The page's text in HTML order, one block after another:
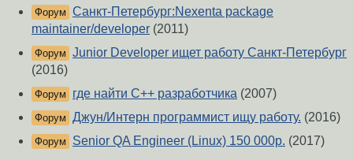
Форум Санкт-Петербург:Nexenta package
maintainer/developer (2011)
Форум Junior Developer ищет работу Санкт-Петербург
(2016)
Форум где найти С++ разработчика (2007)
Форум Джун/Интерн программист ищу работу. (2016)
Форум Senior QA Engineer (Linux) 150 000р. (2017)